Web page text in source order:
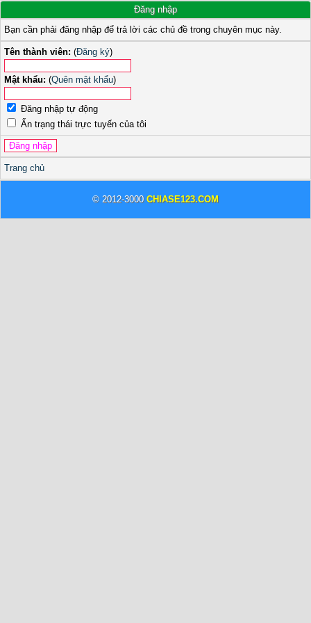
Đăng nhập
Bạn cần phải đăng nhập để trả lời các chủ đề trong chuyên mục này.
Tên thành viên: (Đăng ký)
Mật khẩu: (Quên mật khẩu)
Đăng nhập tự động
Ẩn trạng thái trực tuyến của tôi
Trang chủ
© 2012-3000 CHIASE123.COM